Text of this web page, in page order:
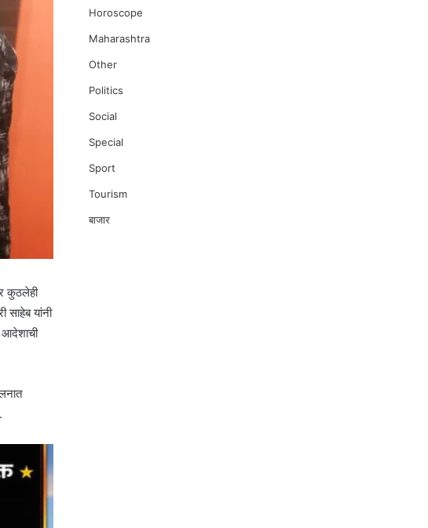
कुठलेही
साहेब यांनी
आदेशाची
Horoscope
Maharashtra
Other
Politics
Social
Special
Sport
Tourism
बाजार